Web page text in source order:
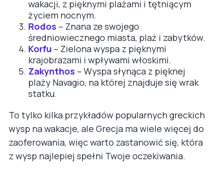
wakacji, z pięknymi plażami i tętniącym
życiem nocnym.
Rodos – Znana ze swojego
średniowiecznego miasta, plaż i zabytków.
Korfu – Zielona wyspa z pięknymi
krajobrazami i wpływami włoskimi.
Zakynthos – Wyspa słynąca z pięknej
plaży Navagio, na której znajduje się wrak
statku.
To tylko kilka przykładów popularnych greckich
wysp na wakacje, ale Grecja ma wiele więcej do
zaoferowania, więc warto zastanowić się, która
z wysp najlepiej spełni Twoje oczekiwania.